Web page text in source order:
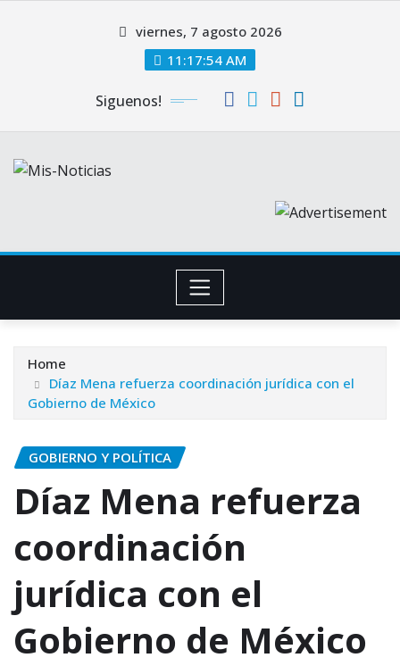
viernes, 7 agosto 2026
11:17:54 AM
Siguenos!
Home
Díaz Mena refuerza coordinación jurídica con el
Gobierno de México
GOBIERNO Y POLÍTICA
Díaz Mena refuerza
coordinación
jurídica con el
Gobierno de México